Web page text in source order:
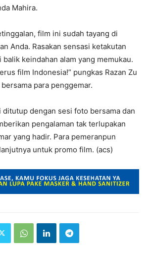
Mahira.
film ini sudah tayang di
Anda. Rasakan sensasi ketakutan
keindahan alam yang memukau.
film Indonesia!” pungkas Razan Zu
para penggemar.
dengan sesi foto bersama dan
pengalaman tak terlupakan
yang hadir. Para pemeranpun
untuk promo film. (acs)